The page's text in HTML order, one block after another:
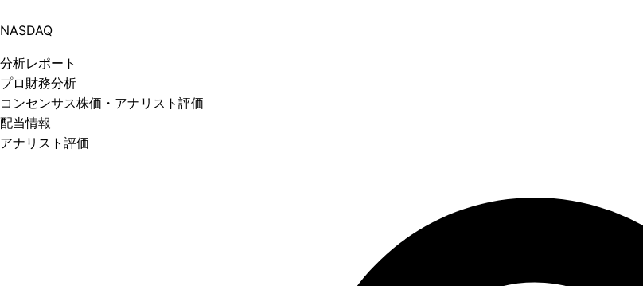
NASDAQ
分析レポート
プロ 財務分析
コンセンサス株価 ・アナリスト評価
配当情報
アナリスト評価